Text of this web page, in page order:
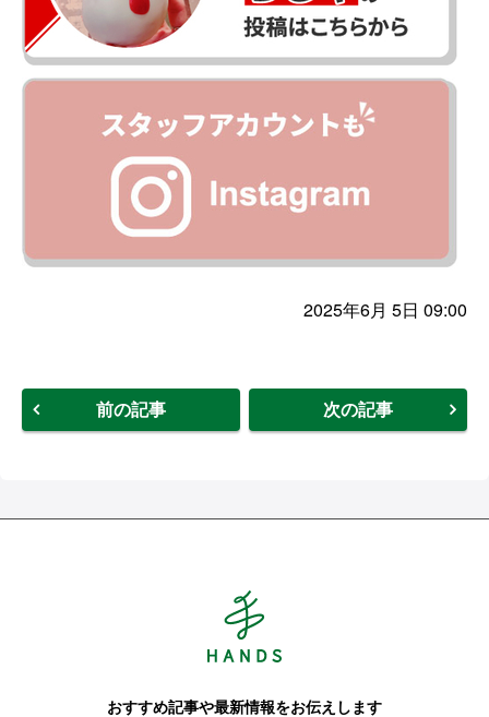
2025年6月 5日 09:00
前の記事 次の記事
おすすめ記事や最新情報をお伝えします